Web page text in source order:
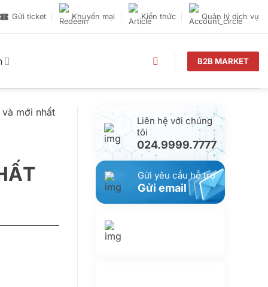
Gửi ticket Khuyến mại Kiến thức Quản lý dịch vụ
B2B MARKET
mới nhất
Liên hệ với chúng
tôi
024.9999.7777
Gửi yêu cầu hỗ trợ
Gửi email